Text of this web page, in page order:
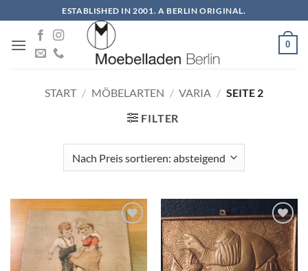
Inhalt
springen
ESTABLISHED IN 2001. A BERLIN ORIGINAL.
0
START / MÖBELARTEN / VARIA / SEITE 2
FILTER
Auf die
Wunschliste
Auf die
Wunschliste